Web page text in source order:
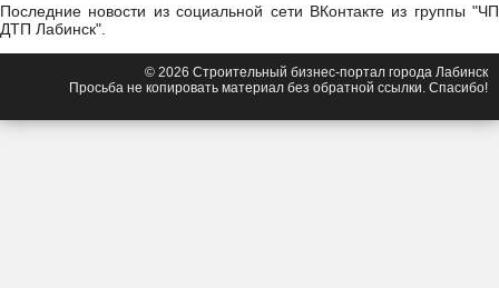
Последние новости из социальной сети ВКонтакте из группы "ЧП
ДТП Лабинск".
© 2026 Строительный бизнес-портал города Лабинск
Просьба не копировать материал без обратной ссылки. Спасибо!